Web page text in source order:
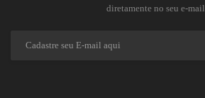
diretamente no seu e-mail